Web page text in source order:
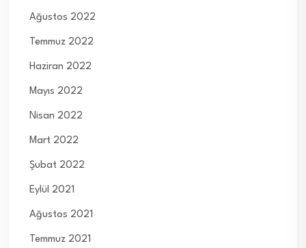
Ağustos 2022
Temmuz 2022
Haziran 2022
Mayıs 2022
Nisan 2022
Mart 2022
Şubat 2022
Eylül 2021
Ağustos 2021
Temmuz 2021